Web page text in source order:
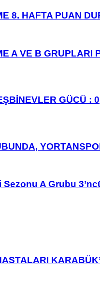
8. HAFTA PUAN
A VE B GRUPLARI
GÜCÜ : 0
A Grubu